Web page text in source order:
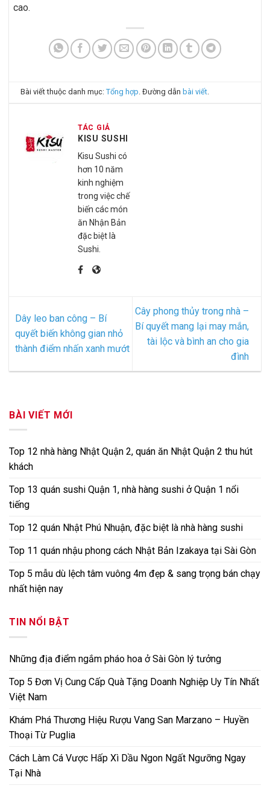
cao.
Bài viết thuộc danh mục:Tổng hợp . Đường dẫn bài viết
TÁC GIẢ
KISU SUSHI
Kisu Sushi có
hơn 10 năm
kinh nghiệm
trong việc chế
biến các món
ăn Nhận Bản
đặc biệt là
Sushi.
Dây leo ban công – Bí
quyết biến không gian nhỏ
thành điểm nhấn xanh mướt
Cây phong thủy trong nhà –
Bí quyết mang lại may mắn,
tài lộc và bình an cho gia
đình
BÀI VIẾT MỚI
Top 12 nhà hàng Nhật Quận 2, quán ăn Nhật Quận 2 thu hút
khách
Top 13 quán sushi Quận 1, nhà hàng sushi ở Quận 1 nổi
tiếng
Top 12 quán Nhật Phú Nhuận, đặc biệt là nhà hàng sushi
Top 11 quán nhậu phong cách Nhật Bản Izakaya tại Sài Gòn
Top 5 mẫu dù lệch tâm vuông 4m đẹp & sang trọng bán chạy
nhất hiện nay
TIN NỔI BẬT
Những địa điểm ngắm pháo hoa ở Sài Gòn lý tưởng
Top 5 Đơn Vị Cung Cấp Quà Tặng Doanh Nghiệp Uy Tín Nhất
Việt Nam
Khám Phá Thương Hiệu Rượu Vang San Marzano – Huyền
Thoại Từ Puglia
Cách Làm Cá Vược Hấp Xì Dầu Ngon Ngất Ngưỡng Ngay
Tại Nhà